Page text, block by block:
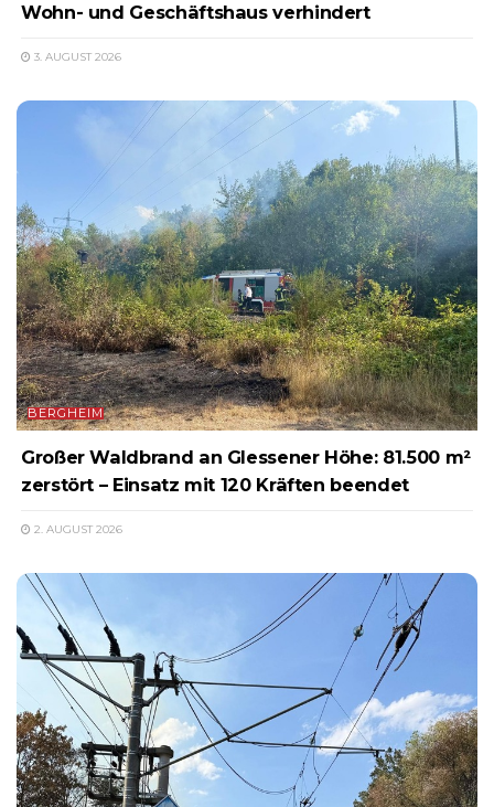
Wohn- und Geschäftshaus verhindert
3. AUGUST 2026
BERGHEIM
Großer Waldbrand an Glessener Höhe: 81.500 m²
zerstört – Einsatz mit 120 Kräften beendet
2. AUGUST 2026